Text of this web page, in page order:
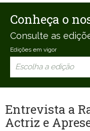
Conheça o
Consulte as
Edições em vigor
Escolha a edição
Entrevista a
Actriz e